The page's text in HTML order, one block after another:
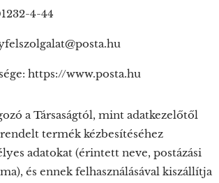
4-44
https://www.posta.hu
a Társaságtól, mint adatkezelőtől
termék kézbesítéséhez
adatokat (érintett neve, postázási
és ennek felhasználásával kiszállítja